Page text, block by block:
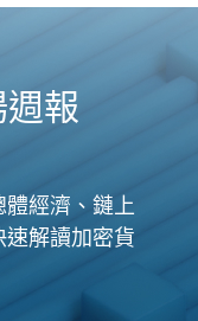
報
經濟、鏈上
解讀加密貨